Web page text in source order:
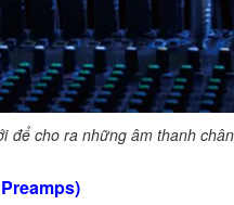
để cho ra những âm thanh chân